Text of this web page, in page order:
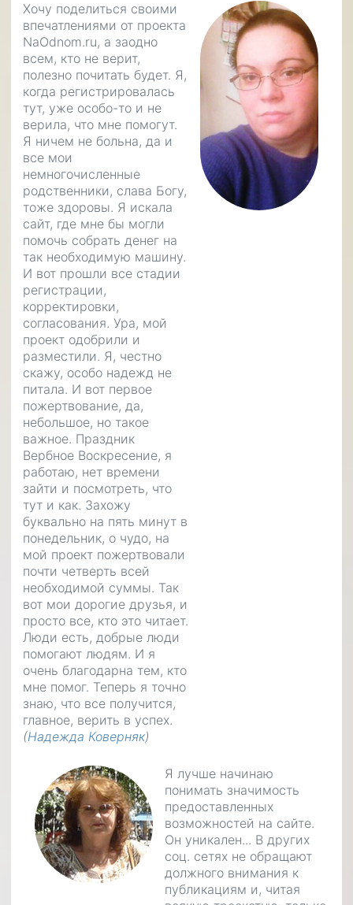
Хочу поделиться своими
впечатлениями от проекта
NaOdnom.ru, а заодно
всем, кто не верит,
полезно почитать будет. Я,
когда регистрировалась
тут, уже особо-то и не
верила, что мне помогут.
Я ничем не больна, да и
все мои
немногочисленные
родственники, слава Богу,
тоже здоровы. Я искала
сайт, где мне бы могли
помочь собрать денег на
так необходимую машину.
И вот прошли все стадии
регистрации,
корректировки,
согласования. Ура, мой
проект одобрили и
разместили. Я, честно
скажу, особо надежд не
питала. И вот первое
пожертвование, да,
небольшое, но такое
важное. Праздник
Вербное Воскресение, я
работаю, нет времени
зайти и посмотреть, что
тут и как. Захожу
буквально на пять минут в
понедельник, о чудо, на
мой проект пожертвовали
почти четверть всей
необходимой суммы. Так
вот мои дорогие друзья, и
просто все, кто это читает.
Люди есть, добрые люди
помогают людям. И я
очень благодарна тем, кто
мне помог. Теперь я точно
знаю, что все получится,
главное, верить в успех.
(Надежда Коверняк)
Я лучше начинаю
понимать значимость
предоставленных
возможностей на сайте.
Он уникален... В других
соц. сетях не обращают
должного внимания к
публикациям и, читая